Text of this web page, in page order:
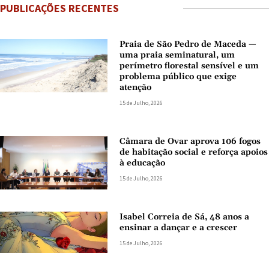
PUBLICAÇÕES RECENTES
Praia de São Pedro de Maceda —
uma praia seminatural, um
perímetro florestal sensível e um
problema público que exige
atenção
15 de Julho, 2026
Câmara de Ovar aprova 106 fogos
de habitação social e reforça apoios
à educação
15 de Julho, 2026
Isabel Correia de Sá, 48 anos a
ensinar a dançar e a crescer
15 de Julho, 2026